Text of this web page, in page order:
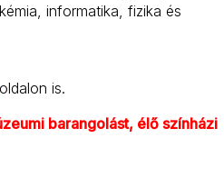
informatika, fizika és
oldalon is.
barangolást, élő színházi